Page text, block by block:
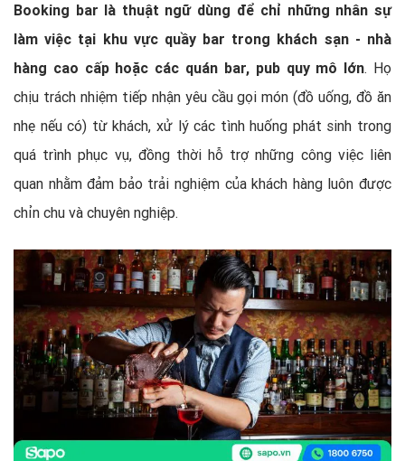
Booking bar là thuật ngữ dùng để chỉ những nhân sự
làm việc tại khu vực quầy bar trong khách sạn - nhà
hàng cao cấp hoặc các quán bar, pub quy mô lớn. Họ
chịu trách nhiệm tiếp nhận yêu cầu gọi món (đồ uống, đồ ăn
nhẹ nếu có) từ khách, xử lý các tình huống phát sinh trong
quá trình phục vụ, đồng thời hỗ trợ những công việc liên
quan nhằm đảm bảo trải nghiệm của khách hàng luôn được
chỉn chu và chuyên nghiệp.